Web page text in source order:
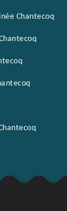
Chantecoq